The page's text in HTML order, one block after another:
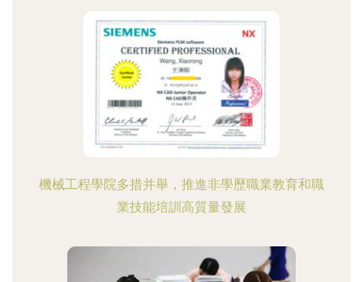
機械工程學院多措并舉，推進非學歷職業教育和職
業技能培訓高質量發展